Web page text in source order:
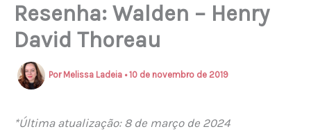
Resenha: Walden – Henry
David Thoreau
Por Melissa Ladeia •10 de novembro de 2019
*Última atualização: 8 de março de 2024